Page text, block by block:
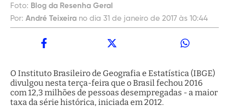
Foto: Blog da Resenha Geral
Por: André Teixeira no dia 31 de janeiro de 2017 às 10:44
O Instituto Brasileiro de Geografia e Estatística (IBGE)
divulgou nesta terça-feira que o Brasil fechou 2016
com 12,3 milhões de pessoas desempregadas - a maior
taxa da série histórica, iniciada em 2012.